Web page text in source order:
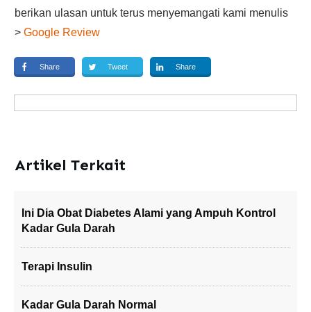
berikan ulasan untuk terus menyemangati kami menulis
> Google Review
Share Tweet Share
Artikel Terkait
Ini Dia Obat Diabetes Alami yang Ampuh Kontrol
Kadar Gula Darah
Terapi Insulin
Kadar Gula Darah Normal